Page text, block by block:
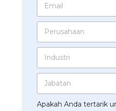
W
t
A
p
*
a
*
P
r
a
a
n
I
d
r
J
b
a
*
Apakah Anda tertarik